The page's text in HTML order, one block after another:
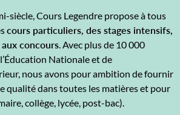
siècle, Cours Legendre propose à tous
cours particuliers, des stages intensifs,
concours. Avec plus de 10 000
Nationale et de
nous avons pour ambition de fournir
qualité dans toutes les matières et pour
collège, lycée, post-bac).